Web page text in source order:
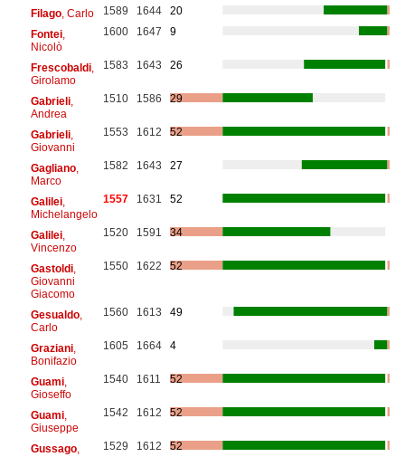
Filago, Carlo 1589 1644
20
Fontei,
Nicolò
1600 1647 9
Frescobaldi,
Girolamo
1583 1643 26
Gabrieli,
Andrea
1510 1586 29
Gabrieli,
Giovanni
1553 1612 52
Gagliano,
Marco
1582 1643 27
Galilei,
Michelangelo
1557 1631 52
Galilei,
Vincenzo
1520 1591 34
Gastoldi,
Giovanni
Giacomo
1550 1622 52
Gesualdo,
Carlo
1560 1613 49
Graziani,
Bonifazio
1605 1664 4
Guami,
Gioseffo
1540 1611 52
Guami,
Giuseppe
1542 1612 52
Gussago,
1529 1612 52